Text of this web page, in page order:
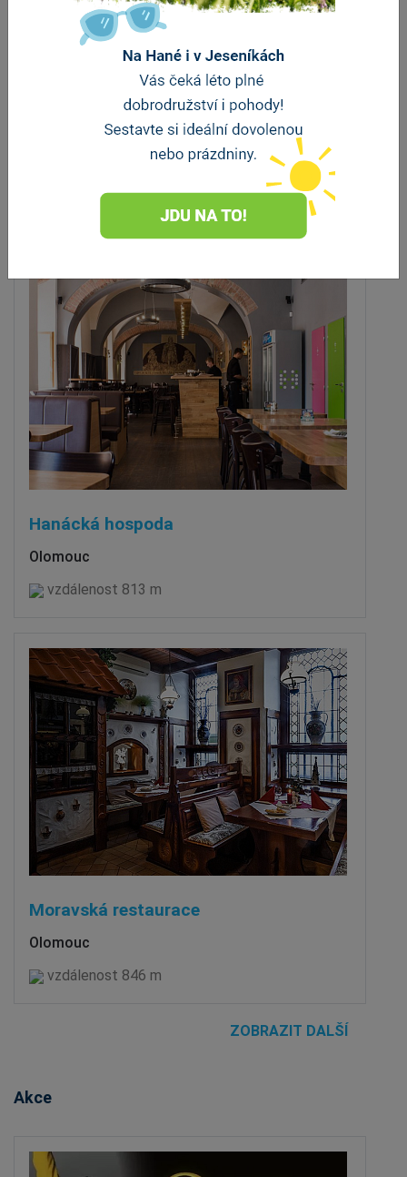
Morgan's Restaurant
vzdálenost 707 m
Hanácká hospoda
Olomouc
vzdálenost 813 m
Moravská restaurace
Olomouc
vzdálenost 846 m
ZOBRAZIT DALŠÍ
Akce